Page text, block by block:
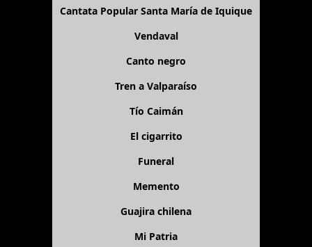
Cantata Popular Santa María de Iquique
Vendaval
Canto negro
Tren a Valparaíso
Tío Caimán
El cigarrito
Funeral
Memento
Guajira chilena
Mi Patria